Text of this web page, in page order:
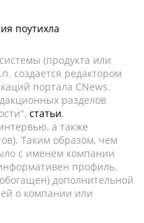
поутихла
(продукта или
создается редактором
портала CNews.
разделов
статьи,
а также
Таким образом, чем
с именем компании
профиль.
дополнительной
о компании или